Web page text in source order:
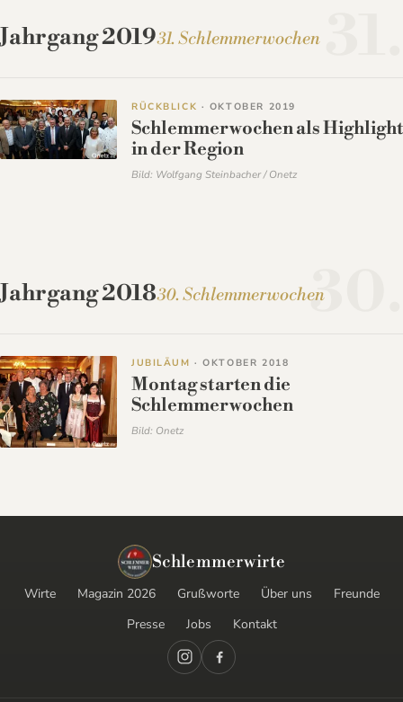
Jahrgang 201931. Schlemmerwochen
RÜCKBLICK · OKTOBER 2019
Schlemmerwochen als Highlight
in der Region
Bild: Wolfgang Steinbacher / Onetz
30.
Jahrgang 201830. Schlemmerwochen
JUBILÄUM · OKTOBER 2018
Montag starten die
Schlemmerwochen
Bild: Onetz
Schlemmerwirte
Wirte Magazin 2026 Grußworte Über uns
Freunde
Presse
Jobs Kontakt